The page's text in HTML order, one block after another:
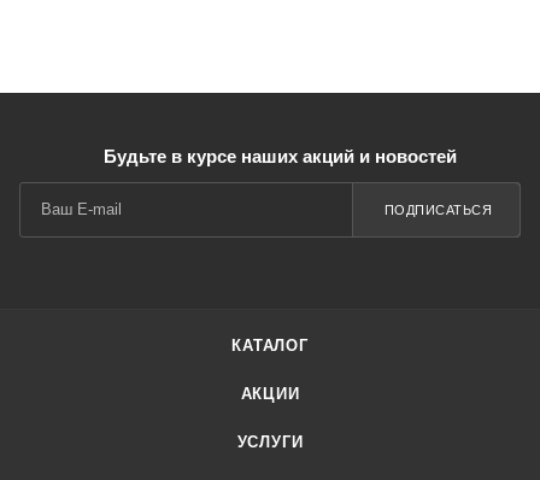
Будьте в курсе наших акций и новостей
ПОДПИСАТЬСЯ
КАТАЛОГ
АКЦИИ
УСЛУГИ